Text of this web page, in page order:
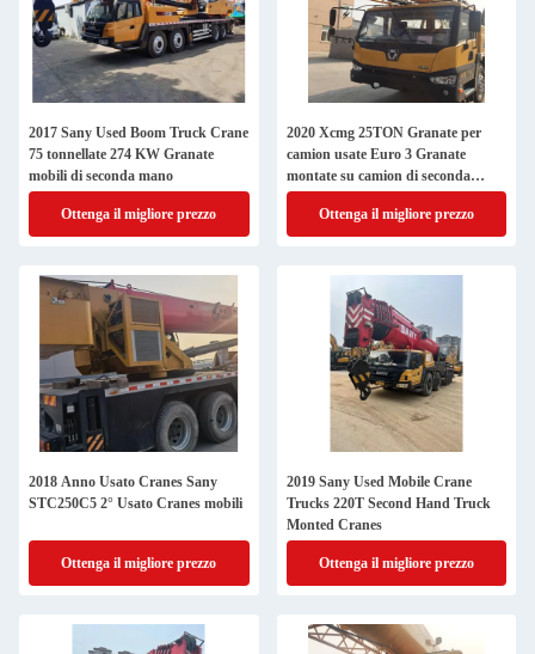
2017 Sany Used Boom Truck Crane
75 tonnellate 274 KW Granate
mobili di seconda mano
Ottenga il migliore prezzo
2020 Xcmg 25TON Granate per
camion usate Euro 3 Granate
montate su camion di seconda
mano
Ottenga il migliore prezzo
2018 Anno Usato Cranes Sany
STC250C5 2° Usato Cranes mobili
Ottenga il migliore prezzo
2019 Sany Used Mobile Crane
Trucks 220T Second Hand Truck
Monted Cranes
Ottenga il migliore prezzo